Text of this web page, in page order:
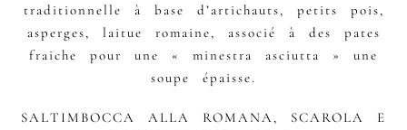
traditionnelle à base d’artichauts, petits pois,
asperges, laitue romaine, associé à des pates
fraiche pour une « minestra asciutta » une
soupe épaisse.
SALTIMBOCCA ALLA ROMANA, SCAROLA E